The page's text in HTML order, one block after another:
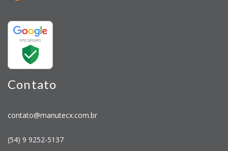
Contato
contato@manutecx.com.br
(54) 9 9252-5137